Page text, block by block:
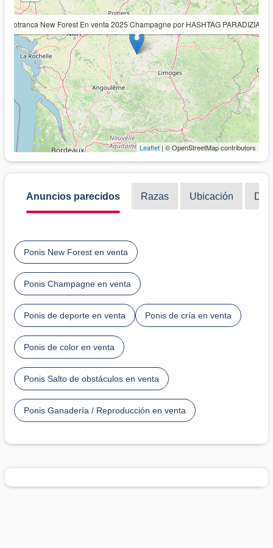
Potranca New Forest En venta 2025 Champagne por HASHTAG PARADIZIAK
Leaflet | © OpenStreetMap contributors
Anuncios parecidos Razas Ubicación
Ponis New Forest en venta
Ponis Champagne en venta
Ponis de deporte en venta Ponis de cría en venta
Ponis de color en venta
Ponis Salto de obstáculos en venta
Ponis Ganadería / Reproducción en venta